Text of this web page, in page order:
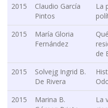
2015
Claudio García
Pintos
La
2015
María Gloria
Fernández
de
2015
Solvejg Ingrid B.
De Rivera
2015
Marina B.
La